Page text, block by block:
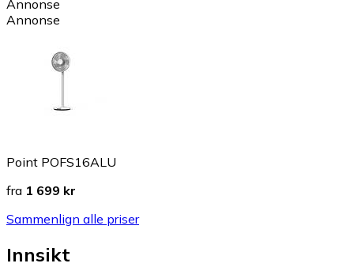
Annonse
Annonse
Point POFS16ALU
fra 1 699 kr
Sammenlign alle priser
Innsikt